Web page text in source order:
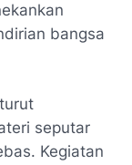
bangsa
seputar
Kegiatan